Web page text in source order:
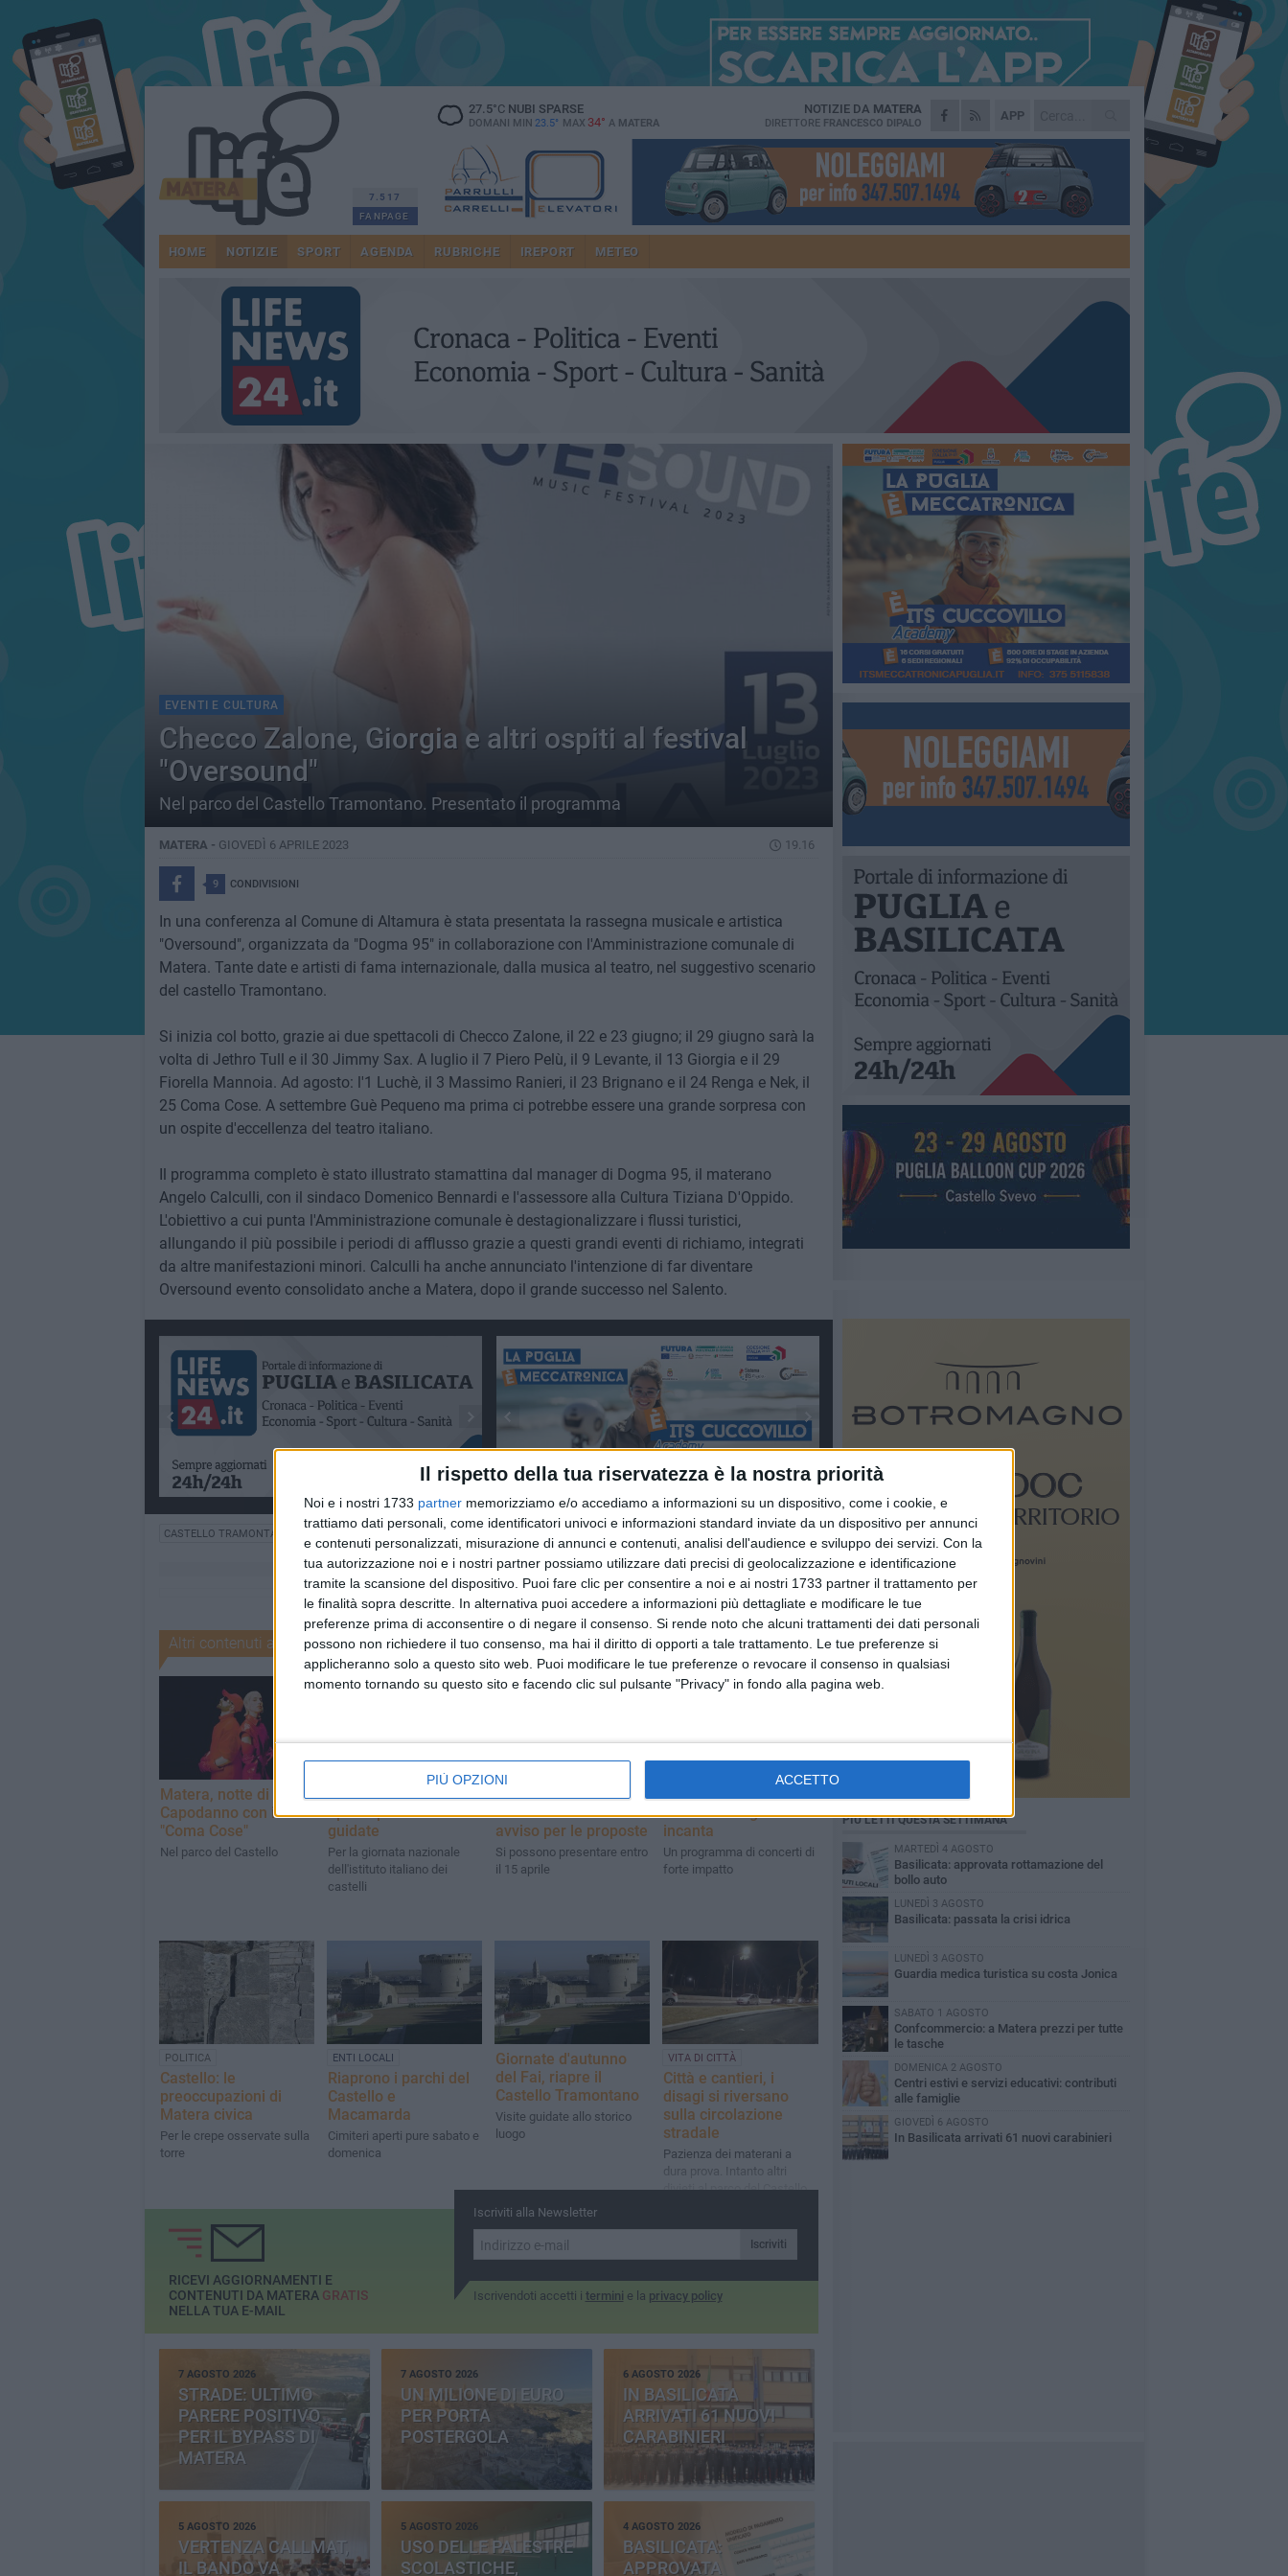
Il rispetto della tua riservatezza è la nostra priorità
Noi e i nostri 1733 partner memorizziamo e/o accediamo a informazioni su un dispositivo, come i cookie, e
trattiamo dati personali, come identificatori univoci e informazioni standard inviate da un dispositivo per annunci
e contenuti personalizzati, misurazione di annunci e contenuti, analisi dell'audience e sviluppo dei servizi. Con la
tua autorizzazione noi e i nostri partner possiamo utilizzare dati precisi di geolocalizzazione e identificazione
tramite la scansione del dispositivo. Puoi fare clic per consentire a noi e ai nostri 1733 partner il trattamento per
le finalità sopra descritte. In alternativa puoi accedere a informazioni più dettagliate e modificare le tue
preferenze prima di acconsentire o di negare il consenso. Si rende noto che alcuni trattamenti dei dati personali
possono non richiedere il tuo consenso, ma hai il diritto di opporti a tale trattamento. Le tue preferenze si
applicheranno solo a questo sito web. Puoi modificare le tue preferenze o revocare il consenso in qualsiasi
momento tornando su questo sito e facendo clic sul pulsante "Privacy" in fondo alla pagina web.
PIÙ OPZIONI ACCETTO
7.517
FANPAGE
27.5°CNUBI SPARSE
DOMANI MIN 23.5° MAX 34° A MATERA
APP
NOTIZIE DA MATERA
DIRETTORE FRANCESCO DIPALO
HOME NOTIZIE SPORT AGENDA RUBRICHE IREPORT METEO
EVENTI E CULTURA
Checco Zalone, Giorgia e altri ospiti al festival
"Oversound"
Nel parco del Castello Tramontano. Presentato il programma
MATERA - GIOVEDÌ 6 APRILE 2023 19.16
9 CONDIVISIONI
In una conferenza al Comune di Altamura è stata presentata la rassegna musicale e artistica
"Oversound", organizzata da "Dogma 95" in collaborazione con l'Amministrazione comunale di
Matera. Tante date e artisti di fama internazionale, dalla musica al teatro, nel suggestivo scenario
del castello Tramontano.
Si inizia col botto, grazie ai due spettacoli di Checco Zalone, il 22 e 23 giugno; il 29 giugno sarà la
volta di Jethro Tull e il 30 Jimmy Sax. A luglio il 7 Piero Pelù, il 9 Levante, il 13 Giorgia e il 29
Fiorella Mannoia. Ad agosto: l'1 Luchè, il 3 Massimo Ranieri, il 23 Brignano e il 24 Renga e Nek, il
25 Coma Cose. A settembre Guè Pequeno ma prima ci potrebbe essere una grande sorpresa con
un ospite d'eccellenza del teatro italiano.
Il programma completo è stato illustrato stamattina dal manager di Dogma 95, il materano
Angelo Calculli, con il sindaco Domenico Bennardi e l'assessore alla Cultura Tiziana D'Oppido.
L'obiettivo a cui punta l'Amministrazione comunale è destagionalizzare i flussi turistici,
allungando il più possibile i periodi di afflusso grazie a questi grandi eventi di richiamo, integrati
da altre manifestazioni minori. Calculli ha anche annunciato l'intenzione di far diventare
Oversound evento consolidato anche a Matera, dopo il grande successo nel Salento.
CASTELLO TRAMONTANO
Altri contenuti a tema
Matera, notte di
Capodanno con i
"Coma Cose"
Nel parco del Castello
Castello Tramontano
aperto per visite
guidate
Per la giornata nazionale
dell'istituto italiano dei
castelli
Manifestazioni estive
nel Parco del Castello:
avviso per le proposte
Si possono presentare entro
il 15 aprile
Una grande estate per
Matera. Giorgia
incanta
Un programma di concerti di
forte impatto
POLITICA
Castello: le
preoccupazioni di
Matera civica
Per le crepe osservate sulla
torre
ENTI LOCALI
Riaprono i parchi del
Castello e
Macamarda
Cimiteri aperti pure sabato e
domenica
Giornate d'autunno
del Fai, riapre il
Castello Tramontano
Visite guidate allo storico
luogo
VITA DI CITTÀ
Città e cantieri, i
disagi si riversano
sulla circolazione
stradale
Pazienza dei materani a
dura prova. Intanto altri
divieti al parco del Castello
Iscriviti alla Newsletter
Iscriviti
Iscrivendoti accetti i termini e la privacy policy
RICEVI AGGIORNAMENTI E
CONTENUTI DA MATERA GRATIS
NELLA TUA E-MAIL
7 AGOSTO 2026
STRADE: ULTIMO
PARERE POSITIVO
PER IL BYPASS DI
MATERA
7 AGOSTO 2026
UN MILIONE DI EURO
PER PORTA
POSTERGOLA
6 AGOSTO 2026
IN BASILICATA
ARRIVATI 61 NUOVI
CARABINIERI
5 AGOSTO 2026
VERTENZA CALLMAT,
IL BANDO VA
5 AGOSTO 2026
USO DELLE PALESTRE
SCOLASTICHE,
4 AGOSTO 2026
BASILICATA:
APPROVATA
PIÙ LETTI QUESTA SETTIMANA
MARTEDÌ 4 AGOSTO
Basilicata: approvata rottamazione del
bollo auto
LUNEDÌ 3 AGOSTO
Basilicata: passata la crisi idrica
LUNEDÌ 3 AGOSTO
Guardia medica turistica su costa Jonica
SABATO 1 AGOSTO
Confcommercio: a Matera prezzi per tutte
le tasche
DOMENICA 2 AGOSTO
Centri estivi e servizi educativi: contributi
alle famiglie
GIOVEDÌ 6 AGOSTO
In Basilicata arrivati 61 nuovi carabinieri